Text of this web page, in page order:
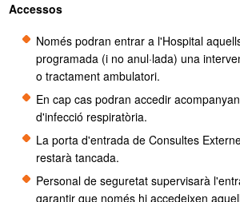
Accessos
Només podran entrar a l'Hospital
programada (i no anul·lada) una
o tractament ambulatori.
En cap cas podran accedir
d'infecció respiratòria.
La porta d'entrada de Consultes
restarà tancada.
Personal de seguretat supervisarà
garantir que només hi accedeixen